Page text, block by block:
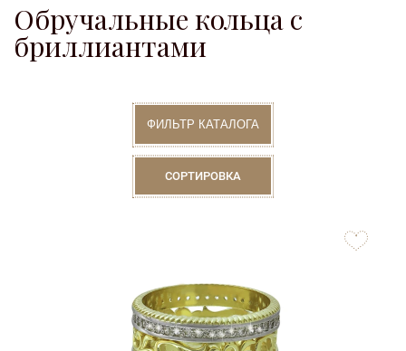
Обручальные кольца с
бриллиантами
ФИЛЬТР КАТАЛОГА
СОРТИРОВКА
favorites